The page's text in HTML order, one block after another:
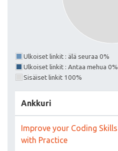
Ulkoiset linkit : älä seuraa 0%
Ulkoiset linkit : Antaa mehua 0%
Sisäiset linkit 100%
Ankkuri
Improve your Coding Skills
with Practice